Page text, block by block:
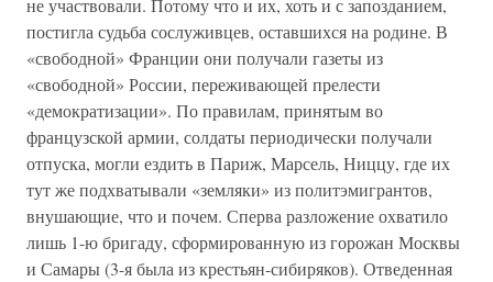
не участвовали. Потому что и их, хоть и с запозданием,
постигла судьба сослуживцев, оставшихся на родине. В
«свободной» Франции они получали газеты из
«свободной» России, переживающей прелести
«демократизации». По правилам, принятым во
французской армии, солдаты периодически получали
отпуска, могли ездить в Париж, Марсель, Ниццу, где их
тут же подхватывали «земляки» из политэмигрантов,
внушающие, что и почем. Сперва разложение охватило
лишь 1-ю бригаду, сформированную из горожан Москвы
и Самары (3-я была из крестьян-сибиряков). Отведенная